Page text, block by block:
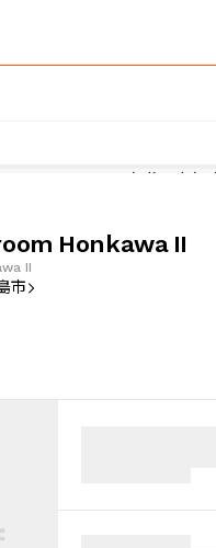
Honkawa II
II
市